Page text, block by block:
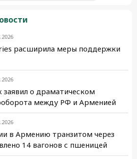
расширила меры поддержки
заявил о драматическом
между РФ и Арменией
в Армению транзитом через
14 вагонов с пшеницей